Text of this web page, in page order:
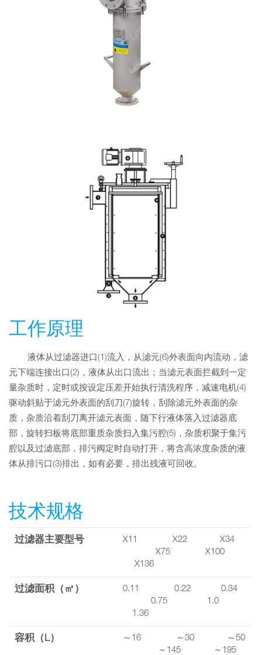
工作原理
液体从过滤器进口(1)流入，从滤元(6)外表面向内流动，滤
元下端连接出口(2)，液体从出口流出；当滤元表面拦截到一定
量杂质时，定时或按设定压差开始执行清洗程序，减速电机(4)
驱动斜贴于滤元外表面的刮刀(7)旋转，刮除滤元外表面的杂
质，杂质沿着刮刀离开滤元表面，随下行液体落入过滤器底
部，旋转扫板将底部重质杂质扫入集污腔(5)，杂质积聚于集污
腔以及过滤底部，排污阀定时自动打开，将含高浓度杂质的液
体从排污口(3)排出，如有必要，排出残液可回收。
技术规格
过滤器主要型号
X11 X22 X34
X75 X100
X136
过滤面积（㎡）
0.11 0.22 0.34
0.75 1.0
1.36
容积（L）
～16 ～30 ～50
～145 ～195